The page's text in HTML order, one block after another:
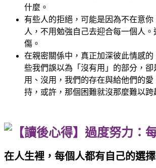
什麼。
有些人的拒絕，可能是因為不在意
人，不用勉強自己去迎合每一個人
傷。
在親密關係中，真正加深彼此情感
些我們誤以為「沒有用」的部分，
用、沒用，我們的存在與給他們的
持，或許，那個困難就沒那麼難以
在人生裡，每個人都有自己的選